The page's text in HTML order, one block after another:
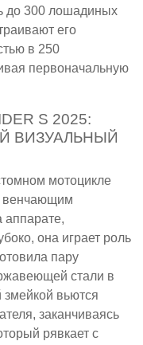
до 300 лошадиных
его
в 250
первоначальную
S 2025:
ВИЗУАЛЬНЫЙ
мотоцикле
венчающим
аппарате,
она играет роль
пару
стали в
змейкой вьются
заканчиваясь
рявкает с